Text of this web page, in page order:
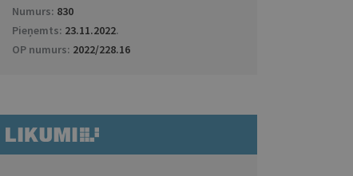
Numurs: 830
Pieņemts: 23.11.2022.
OP numurs: 2022/228.16